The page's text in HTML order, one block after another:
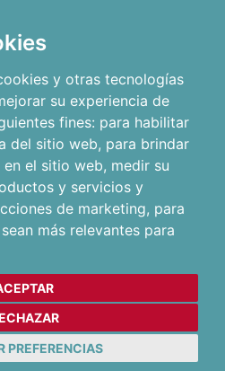
y otras tecnologías
su experiencia de
fines: para habilitar
del sitio web, para brindar
en el sitio web, medir su
y servicios y
de marketing, para
más relevantes para
PREFERENCIAS